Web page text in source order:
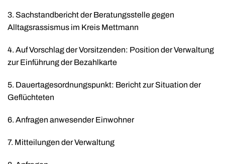
3. Sachstandbericht der Beratungsstelle gegen
Alltagsrassismus im Kreis Mettmann
4. Auf Vorschlag der Vorsitzenden: Position der Verwaltung
zur Einführung der Bezahlkarte
5. Dauertagesordnungspunkt: Bericht zur Situation der
Geflüchteten
6. Anfragen anwesender Einwohner
7. Mitteilungen der Verwaltung